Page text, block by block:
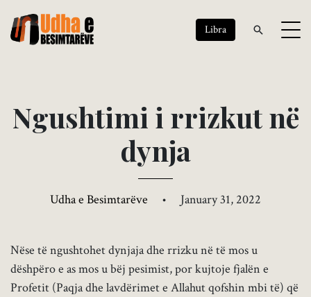
Libra
Ngushtimi i rrizkutnë
dynja
Udha e Besimtarëve • January 31, 2022
Nëse të ngushtohet dynjaja dhe rrizku në të mos u
dëshpëro e as mos u bëj pesimist, por kujtoje fjalën e
Profetit (Paqja dhe lavdërimet e Allahut qofshin mbi të) që